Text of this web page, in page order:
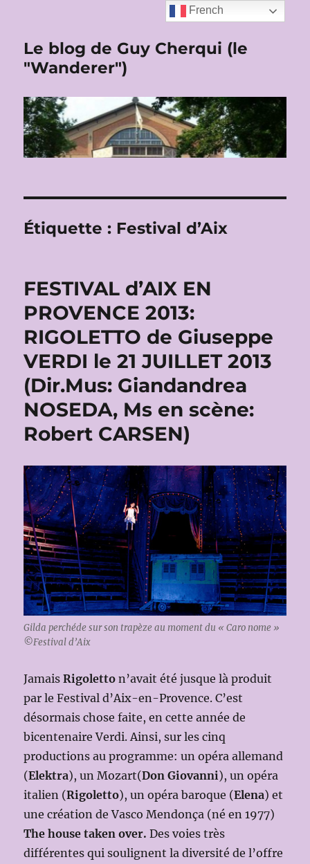
Le blog de Guy Cherqui (le
"Wanderer")
Étiquette : Festival d’Aix
FESTIVAL d’AIX EN
PROVENCE 2013:
RIGOLETTO de Giuseppe
VERDI le 21 JUILLET 2013
(Dir.Mus: Giandandrea
NOSEDA, Ms en scène:
Robert CARSEN)
Gilda perchéde sur son trapèze au moment du « Caro nome »
©Festival d’Aix
JamaisRigoletto n’avait été jusque là produit
par le Festival d’Aix-en-Provence. C’est
désormais chose faite, en cette année de
bicentenaire Verdi. Ainsi, sur les cinq
productions au programme: un opéra allemand
(Elektra), un Mozart(Don Giovanni), un opéra
italien (Rigoletto), un opéra baroque (Elena) et
une création de Vasco Mendonça (né en 1977)
The house taken over.Des voies très
différentes qui soulignent la diversité de l’offre
French